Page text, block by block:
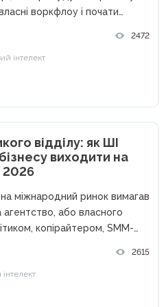
воркфлоу і почати
2472
інтелект
відділу: як ШІ
виходити на
2026
міжнародний ринок вимагав
або власного
копірайтером, SMM-
недосяжне: надто дорого і
2615